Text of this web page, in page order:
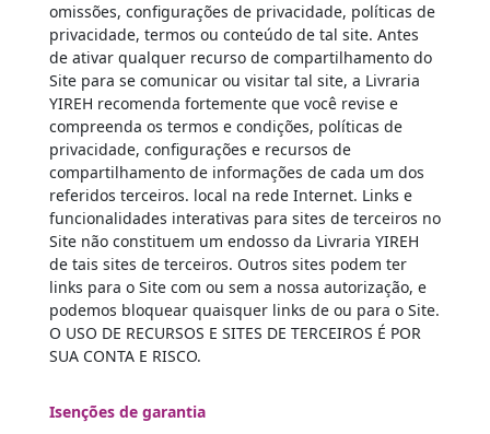
omissões, configurações de privacidade, políticas de
privacidade, termos ou conteúdo de tal site. Antes
de ativar qualquer recurso de compartilhamento do
Site para se comunicar ou visitar tal site, a Livraria
YIREH recomenda fortemente que você revise e
compreenda os termos e condições, políticas de
privacidade, configurações e recursos de
compartilhamento de informações de cada um dos
referidos terceiros. local na rede Internet. Links e
funcionalidades interativas para sites de terceiros no
Site não constituem um endosso da Livraria YIREH
de tais sites de terceiros. Outros sites podem ter
links para o Site com ou sem a nossa autorização, e
podemos bloquear quaisquer links de ou para o Site.
O USO DE RECURSOS E SITES DE TERCEIROS É POR
SUA CONTA E RISCO.
Isenções de garantia